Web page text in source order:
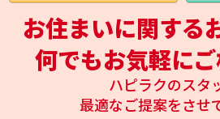
お住まいに関する
何でもお気軽に
ハピラクのスタ
最適なご提案をさせ